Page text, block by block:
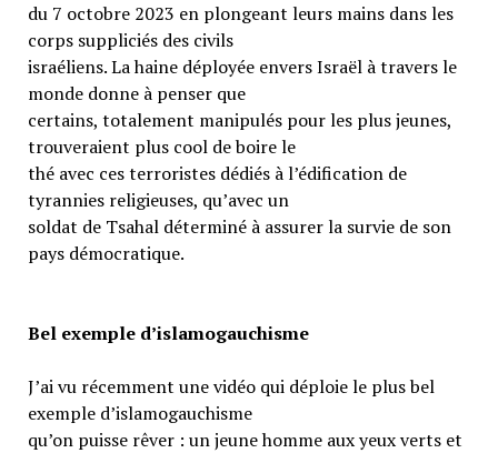
du 7 octobre 2023 en plongeant leurs mains dans les
corps suppliciés des civils
israéliens. La haine déployée envers Israël à travers le
monde donne à penser que
certains, totalement manipulés pour les plus jeunes,
trouveraient plus cool de boire le
thé avec ces terroristes dédiés à l’édification de
tyrannies religieuses, qu’avec un
soldat de Tsahal déterminé à assurer la survie de son
pays démocratique.
Bel exemple d’islamogauchisme
J’ai vu récemment une vidéo qui déploie le plus bel
exemple d’islamogauchisme
qu’on puisse rêver : un jeune homme aux yeux verts et